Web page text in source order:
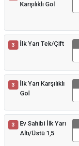
Karşılıklı Gol
3 İlk Yarı Tek/Çift
3
İlk Yarı Karşılıklı
Gol
3
Ev Sahibi İlk Yarı
Altı/Üstü 1,5